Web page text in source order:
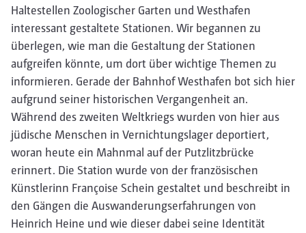
Haltestellen Zoologischer Garten und Westhafen
interessant gestaltete Stationen. Wir begannen zu
überlegen, wie man die Gestaltung der Stationen
aufgreifen könnte, um dort über wichtige Themen zu
informieren. Gerade der Bahnhof Westhafen bot sich hier
aufgrund seiner historischen Vergangenheit an.
Während des zweiten Weltkriegs wurden von hier aus
jüdische Menschen in Vernichtungslager deportiert,
woran heute ein Mahnmal auf der Putzlitzbrücke
erinnert. Die Station wurde von der französischen
Künstlerinn Françoise Schein gestaltet und beschreibt in
den Gängen die Auswanderungserfahrungen von
Heinrich Heine und wie dieser dabei seine Identität